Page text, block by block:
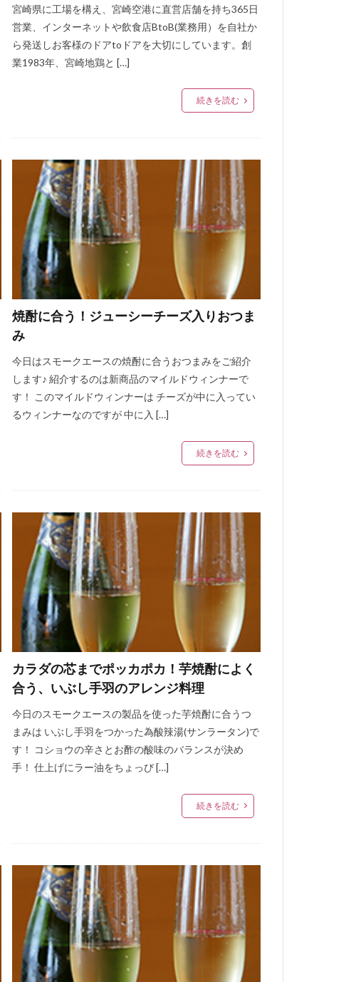
宮崎県に工場を構え、宮崎空港に直営店舗を持ち365日
営業、インターネットや飲食店BtoB(業務用）を自社か
ら発送しお客様のドアtoドアを大切にしています。創
業1983年、宮崎地鶏と […]
続きを読む
焼酎に合う！ジューシーチーズ入りおつま
み
今日はスモークエースの焼酎に合うおつまみをご紹介
します♪ 紹介するのは新商品のマイルドウィンナーで
す！ このマイルドウィンナーは チーズが中に入ってい
るウィンナーなのですが 中に入 […]
続きを読む
カラダの芯までポッカポカ！芋焼酎によく
合う、いぶし手羽のアレンジ料理
今日のスモークエースの製品を使った芋焼酎に合うつ
まみは いぶし手羽をつかった為酸辣湯(サンラータン)で
す！ コショウの辛さとお酢の酸味のバランスが決め
手！ 仕上げにラー油をちょっび […]
続きを読む